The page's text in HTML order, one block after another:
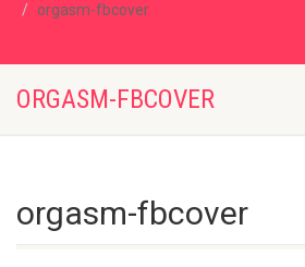
orgasm-fbcover
ORGASM-FBCOVER
orgasm-fbcover